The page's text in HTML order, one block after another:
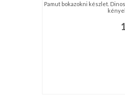
Pamut bokazokni készlet.